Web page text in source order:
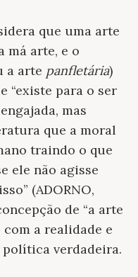
que uma arte
má arte, e o
a arte panfletária)
“existe para o ser
mas
que a moral
traindo o que
ele não agisse
(ADORNO,
de “a arte
a realidade e
política verdadeira.